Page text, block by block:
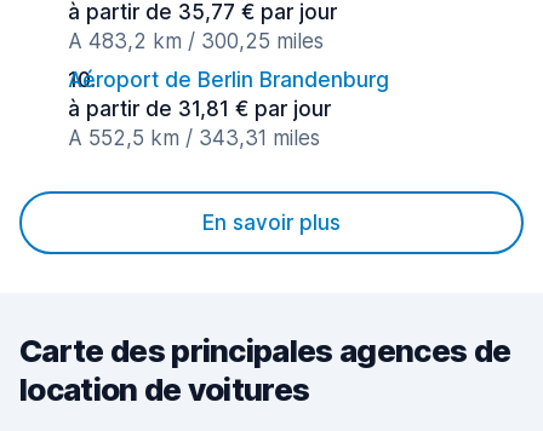
à partir de 35,77 € par jour
A 483,2 km / 300,25 miles
Aéroport de Berlin Brandenburg
à partir de 31,81 € par jour
A 552,5 km / 343,31 miles
En savoir plus
Carte des principales agences de
location de voitures